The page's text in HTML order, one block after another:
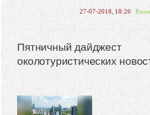
27-07-2018, 18:26
Пятничный дайджест
околотуристических